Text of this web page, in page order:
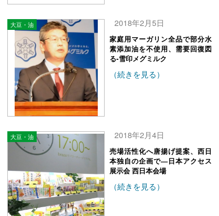
大豆・油 2018年2月5日
家庭用マーガリン全品で部分水
素添加油を不使用、需要回復図
る-雪印メグミルク
（続きを見る）
大豆・油 2018年2月4日
売場活性化へ唐揚げ提案、西日
本独自の企画で―日本アクセス
展示会 西日本会場
（続きを見る）